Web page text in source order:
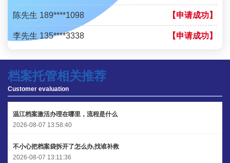
陈先生 189****1098 【申请成功】
李先生 135****3338 【申请成功】
王小姐 181****2354
陈先生 158****3306 【申请成功】
李先生 137****1923
王小姐 185****2848
档案托管相关推荐
Customer evaluation
温江档案激活办理在哪里，流程是什么
2026-08-07 13:58:40
不小心把档案袋拆开了怎么办,找谁补救
2026-08-07 13:11:36